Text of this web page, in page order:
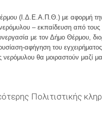
(Ι.Δ.Ε.Α.Π.Θ.) με αφορμή
– εκπαίδευση από τους
με τον Δήμο Θέρμου,
αφήγηση του
νερόμυλου θα μοιραστούν μαζί
Πολιτιστικής